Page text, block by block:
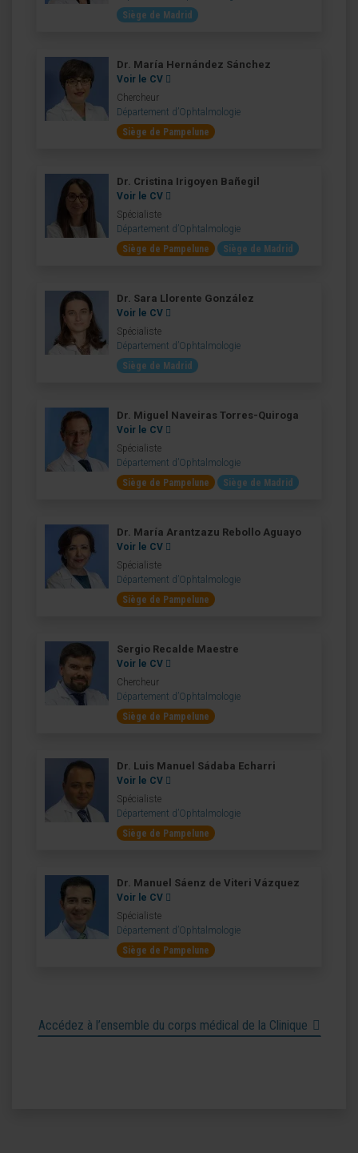
Siège de Madrid
Dr. María Hernández Sánchez
Voir le CV
Chercheur
Département d’Ophtalmologie
Siège de Pampelune
Dr. Cristina Irigoyen Bañegil
Voir le CV
Spécialiste
Département d’Ophtalmologie
Siège de Pampelune
Siège de Madrid
Dr. Sara Llorente González
Voir le CV
Spécialiste
Département d’Ophtalmologie
Siège de Madrid
Dr. Miguel Naveiras Torres-Quiroga
Voir le CV
Spécialiste
Département d’Ophtalmologie
Siège de Pampelune
Siège de Madrid
Dr. María Arantzazu Rebollo Aguayo
Voir le CV
Spécialiste
Département d’Ophtalmologie
Siège de Pampelune
Sergio Recalde Maestre
Voir le CV
Chercheur
Département d’Ophtalmologie
Siège de Pampelune
Dr. Luis Manuel Sádaba Echarri
Voir le CV
Spécialiste
Département d’Ophtalmologie
Siège de Pampelune
Dr. Manuel Sáenz de Viteri Vázquez
Voir le CV
Spécialiste
Département d’Ophtalmologie
Siège de Pampelune
Accédez à l’ensemble du corps médical de la Clinique